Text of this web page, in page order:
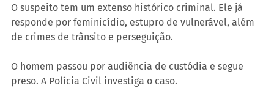
O suspeito tem um extenso histórico criminal. Ele já
responde por feminicídio, estupro de vulnerável, além
de crimes de trânsito e perseguição.
O homem passou por audiência de custódia e segue
preso. A Polícia Civil investiga o caso.